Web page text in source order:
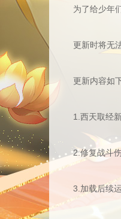
为了给少年
更新时将无
更新内容如
1.西天取经
2.修复战斗
3.加载后续